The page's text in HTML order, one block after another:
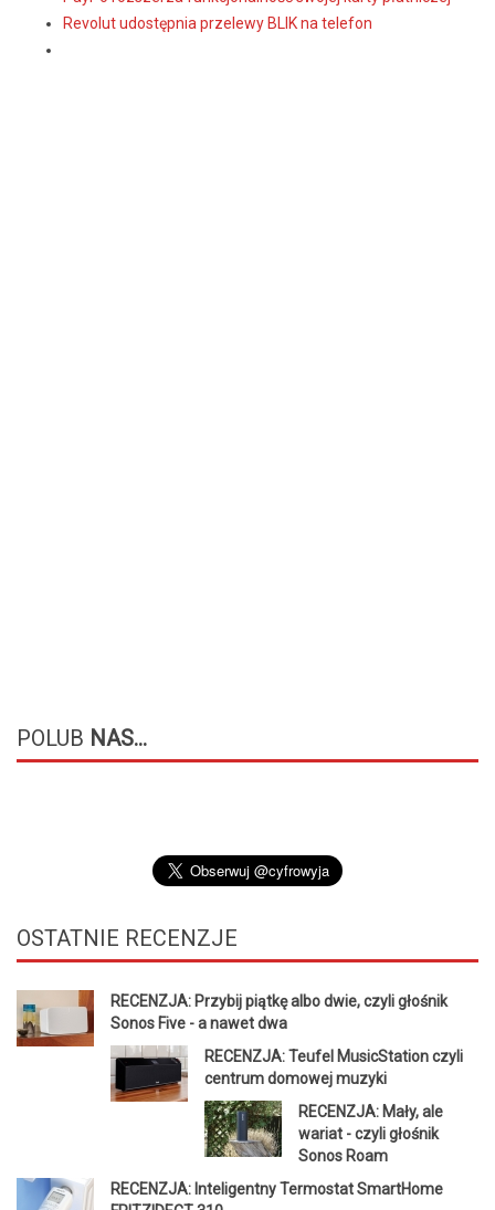
Revolut udostępnia przelewy BLIK na telefon
POLUB NAS...
OSTATNIE RECENZJE
RECENZJA: Przybij piątkę albo dwie, czyli głośnik
Sonos Five - a nawet dwa
RECENZJA: Teufel MusicStation czyli
centrum domowej muzyki
RECENZJA: Mały, ale
wariat - czyli głośnik
Sonos Roam
RECENZJA: Inteligentny Termostat SmartHome